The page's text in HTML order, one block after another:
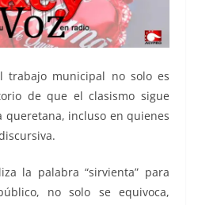
trabajo municipal no solo es
de que el clasismo sigue
incluso en quienes
la palabra “sirvienta” para
no solo se equivoca,